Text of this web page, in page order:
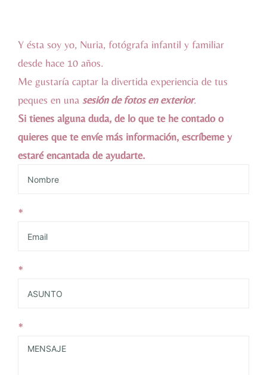
Y ésta soy yo, Nuria, fotógrafa infantil y familiar
desde hace 10 años.
Me gustaría captar la divertida experiencia de tus
peques en una sesión de fotos en exterior.
Si tienes alguna duda, de lo que te he contado o
quieres que te envíe más información, escríbeme y
estaré encantada de ayudarte.
*
*
*